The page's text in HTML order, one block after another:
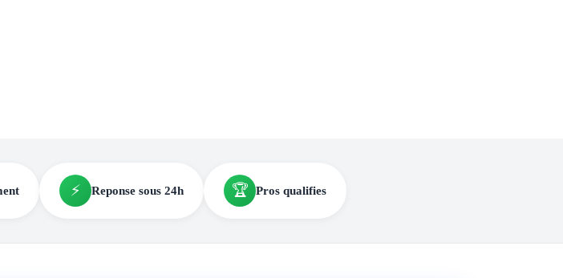
⚡ Reponse sous 24h 🏆 Pros qualifies